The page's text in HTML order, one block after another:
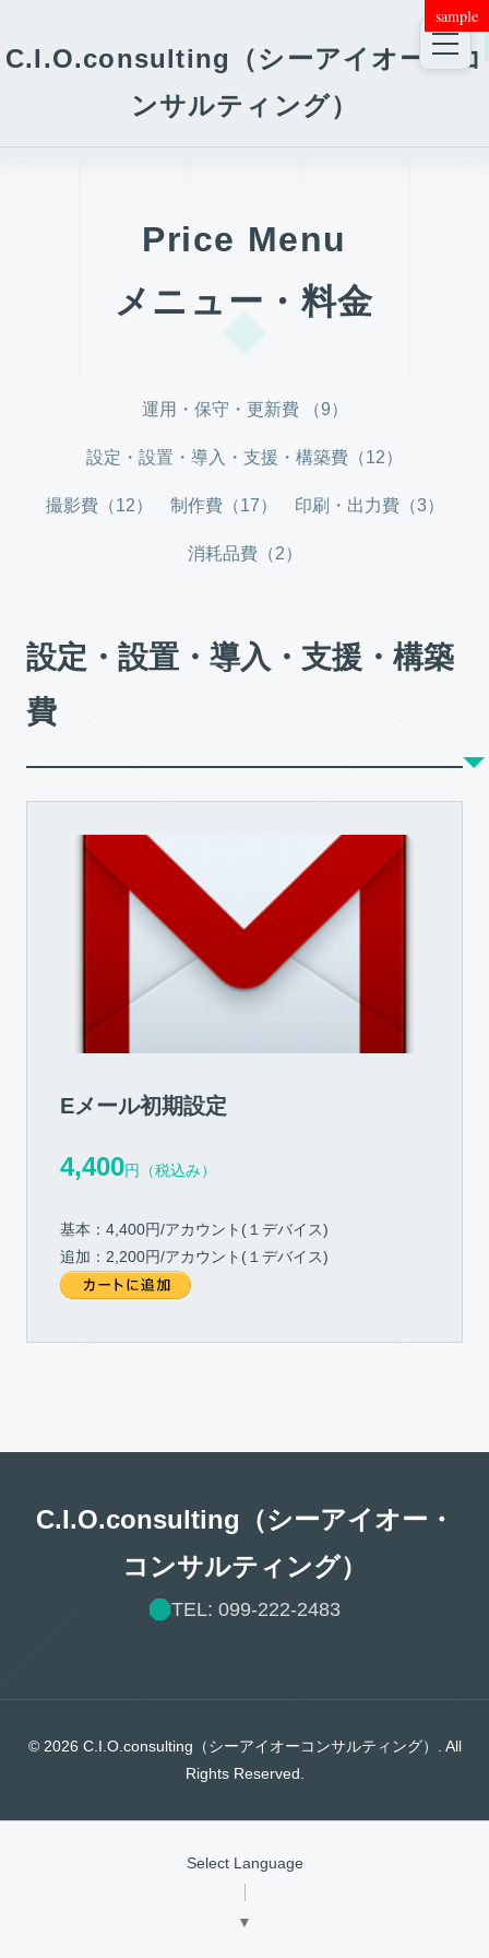
C.I.O.consulting（シーアイオー・コ
ンサルティング）
Price Menu
メニュー・料金
運用・保守・更新費 （9）
設定・設置・導入・支援・構築費（12）
撮影費（12） 制作費（17） 印刷・出力費（3）
消耗品費（2）
設定・設置・導入・支援・構築
費
Eメール初期設定
4,400円（税込み）
基本：4,400円/アカウント(１デバイス)
追加：2,200円/アカウント(１デバイス)
C.I.O.consulting（シーアイオー・
コンサルティング）
TEL: 099-222-2483
© 2026 C.I.O.consulting（シーアイオーコンサルティング）. All
Rights Reserved.
Select Language
▼
sample